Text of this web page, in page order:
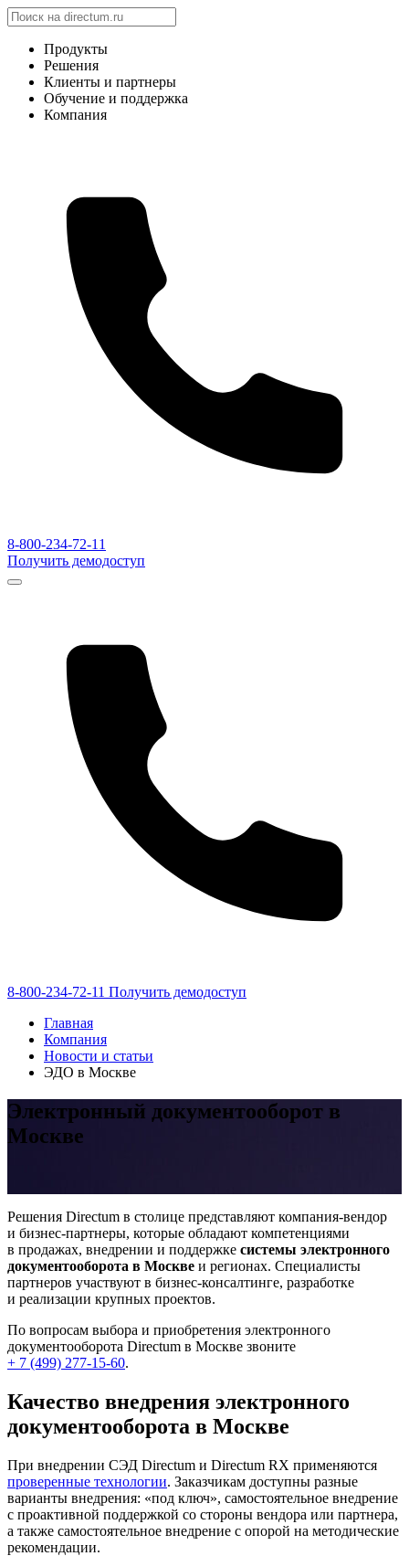
Продукты
Решения
Клиенты и партнеры
Обучение и поддержка
Компания
8-800-234-72-11
Получить демодоступ
8-800-234-72-11 Получить демодоступ
Главная
Компания
Новости и статьи
ЭДО в Москве
Электронный документооборот в
Москве
Решения Directum в столице представляют компания-вендор
и бизнес-партнеры, которые обладают компетенциями
в продажах, внедрении и поддержке системы электронного
документооборота в Москве и регионах. Специалисты
партнеров участвуют в бизнес-консалтинге, разработке
и реализации крупных проектов.
По вопросам выбора и приобретения электронного
документооборота Directum в Москве звоните
+ 7 (499) 277-15-60.
Качество внедрения электронного
документооборота в Москве
При внедрении СЭД Directum и Directum RX применяются
проверенные технологии. Заказчикам доступны разные
варианты внедрения: «под ключ», самостоятельное внедрение
с проактивной поддержкой со стороны вендора или партнера,
а также самостоятельное внедрение с опорой на методические
рекомендации.